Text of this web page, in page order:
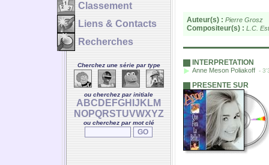
Classement
Liens & Contacts
Recherches
Cherchez une série par type
ou cherchez par initiale
A BC D E FGH J K LM
NOPQRSTUVWXYZ
ou cherchez par mot clé
Auteur(s) : Pierre Grosz
Compositeur(s) : L.C.
INTERPRETATION
Anne Meson Poliakoff -
PRESENTE SUR